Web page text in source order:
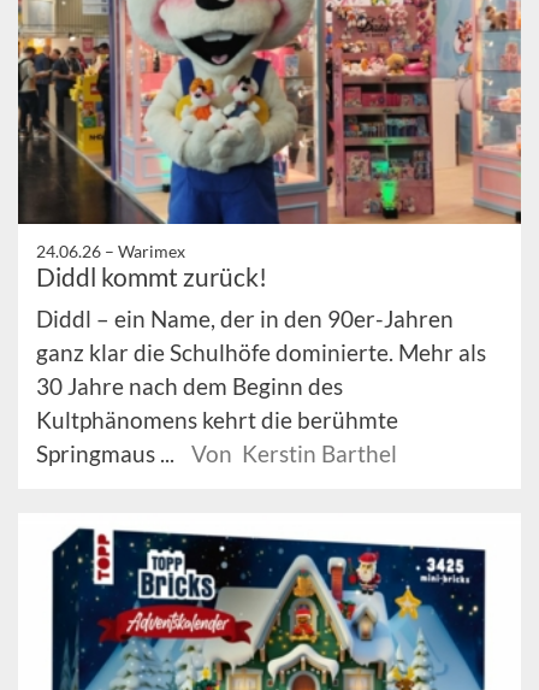
24.06.26 – Warimex
Diddl kommt zurück!
Diddl – ein Name, der in den 90er-Jahren
ganz klar die Schulhöfe dominierte. Mehr als
30 Jahre nach dem Beginn des
Kultphänomens kehrt die berühmte
Springmaus ...
Von Kerstin Barthel